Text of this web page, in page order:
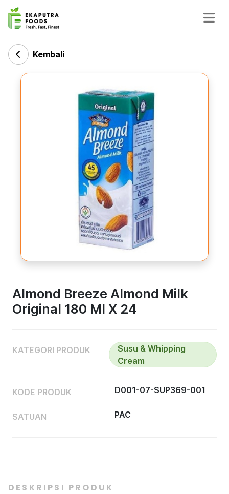
Kembali
Almond Breeze Almond Milk
Original 180 Ml X 24
KATEGORI PRODUK
Susu & Whipping
Cream
KODE PRODUK D001-07-SUP369-001
SATUAN PAC
DESKRIPSI PRODUK